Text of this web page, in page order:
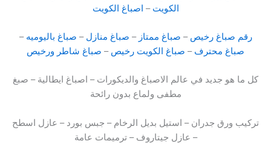
الكويت – اصباغ الكويت
رقم صباغ رخيص – صباغ ممتاز – صباغ منازل – صباغ باليوميه –
صباغ محترف – صباغ الكويت رخيص – صباغ شاطر ورخيص
كل ما هو جديد في عالم الاصباغ والديكورات – اصباغ ايطالية – صبغ
مطفى ولماع بدون رائحة
تركيب ورق جدران – استيل بديل الرخام – جبس بورد – عازل اسطح
– عازل جيتاروف – ترميمات عامة